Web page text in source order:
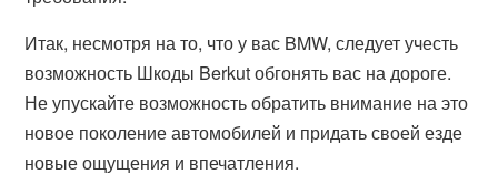
Итак, несмотря на то, что у вас BMW, следует учесть
возможность Шкоды Berkut обгонять вас на дороге.
Не упускайте возможность обратить внимание на это
новое поколение автомобилей и придать своей езде
новые ощущения и впечатления.